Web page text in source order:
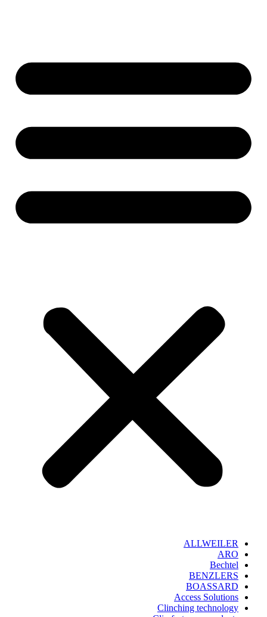
ALLWEILER
ARO
Bechtel
BENZLERS
BOASSARD
Access Solutions
Clinching technology